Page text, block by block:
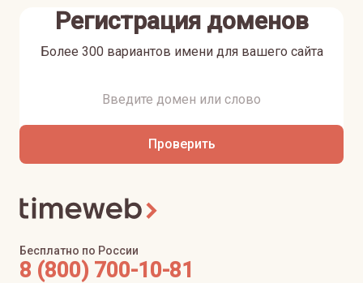
Регистрация доменов
Более 300 вариантов имени для вашего сайта
Проверить
Бесплатно по России
8 (800) 700-10-81